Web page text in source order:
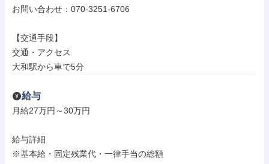
お問い合わせ：070-3251-6706
【交通手段】
交通・アクセス
大和駅から車で5分
給与
月給27万円～30万円
給与詳細
※基本給・固定残業代・一律手当の総額